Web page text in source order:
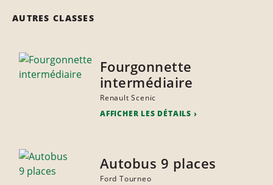
AUTRES CLASSES
Fourgonnette
intermédiaire
Renault Scenic
AFFICHER LES DÉTAILS
Autobus 9 places
Ford Tourneo